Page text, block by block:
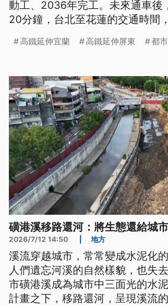
動工、2036年完工。未來通車後
20分鐘，台北至花蓮的交通時間
高鐵延伸宜蘭 高鐵延伸屏東 都
磺港溪移路還河：將生態還給城
2026/7/12 14:50 地方
溪流穿越城市，常常變成水泥化
人們遺忘河溪的自然樣貌，也失
市磺港溪成為城市中三面光的水
計畫之下，移路還河，呈現溪流的